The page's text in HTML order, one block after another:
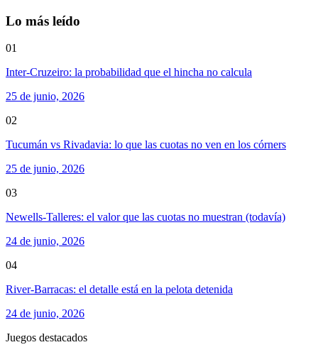
Lo más leído
01
Inter-Cruzeiro: la probabilidad que el hincha no calcula
25 de junio, 2026
02
Tucumán vs Rivadavia: lo que las cuotas no ven en los córners
25 de junio, 2026
03
Newells-Talleres: el valor que las cuotas no muestran (todavía)
24 de junio, 2026
04
River-Barracas: el detalle está en la pelota detenida
24 de junio, 2026
Juegos destacados